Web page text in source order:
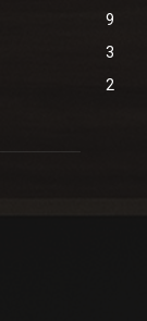
9
3
2